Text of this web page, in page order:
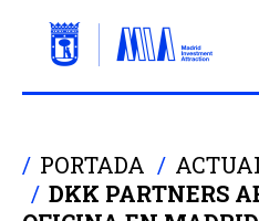
PORTADA
DKK PARTNERS